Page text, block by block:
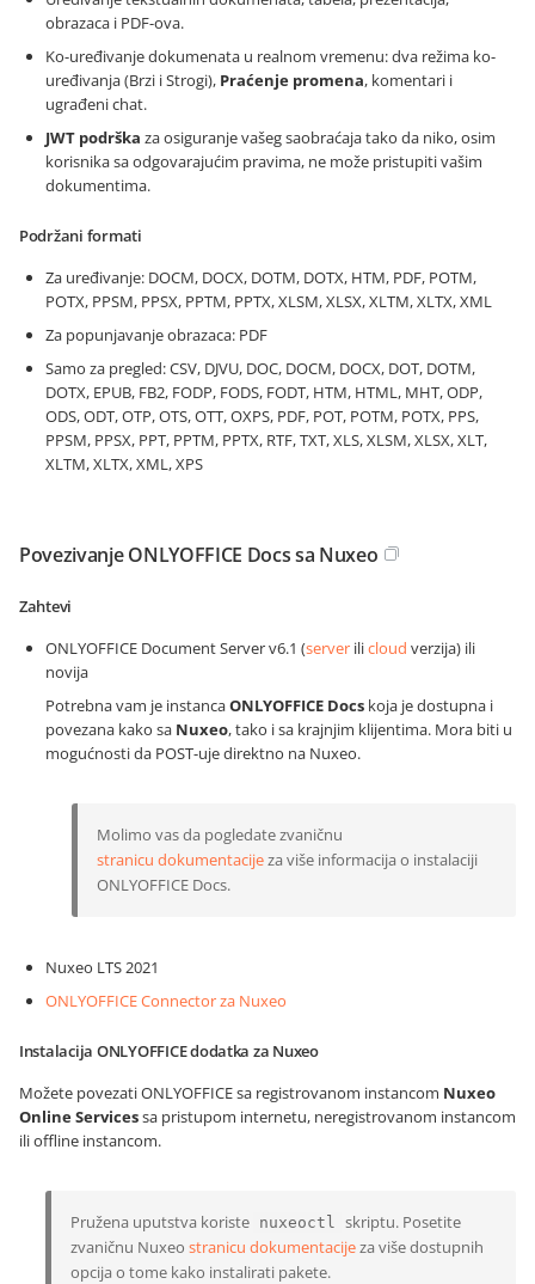
obrazaca i PDF-ova.
Ko-uređivanje dokumenata u realnom vremenu: dva režima ko-
uređivanja (Brzi i Strogi), Praćenje promena, komentari i
ugrađeni chat.
JWT podrška za osiguranje vašeg saobraćaja tako da niko, osim
korisnika sa odgovarajućim pravima, ne može pristupiti vašim
dokumentima.
Podržani formati
Za uređivanje: DOCM, DOCX, DOTM, DOTX, HTM, PDF, POTM,
POTX, PPSM, PPSX, PPTM, PPTX, XLSM, XLSX, XLTM, XLTX, XML
Za popunjavanje obrazaca: PDF
Samo za pregled: CSV, DJVU, DOC, DOCM, DOCX, DOT, DOTM,
DOTX, EPUB, FB2, FODP, FODS, FODT, HTM, HTML, MHT, ODP,
ODS, ODT, OTP, OTS, OTT, OXPS, PDF, POT, POTM, POTX, PPS,
PPSM, PPSX, PPT, PPTM, PPTX, RTF, TXT, XLS, XLSM, XLSX, XLT,
XLTM, XLTX, XML, XPS
Povezivanje ONLYOFFICE Docs sa Nuxeo
Zahtevi
ONLYOFFICE Document Server v6.1 (server ilicloud verzija) ili
novija
Potrebna vam je instancaONLYOFFICE Docs koja je dostupna i
povezana kako sa Nuxeo, tako i sa krajnjim klijentima. Mora biti u
mogućnosti da POST-uje direktno na Nuxeo.
Molimo vas da pogledate zvaničnu
stranicu dokumentacijeza više informacija o instalaciji
ONLYOFFICE Docs.
Nuxeo LTS 2021
ONLYOFFICE Connector za Nuxeo
Instalacija ONLYOFFICE dodatka za Nuxeo
Možete povezati ONLYOFFICE sa registrovanom instancom Nuxeo
Online Servicessa pristupom internetu, neregistrovanom instancom
ili offline instancom.
Pružena uputstva koriste nuxeoctl skriptu. Posetite
zvaničnu Nuxeo stranicu dokumentacijeza više dostupnih
opcija o tome kako instalirati pakete.